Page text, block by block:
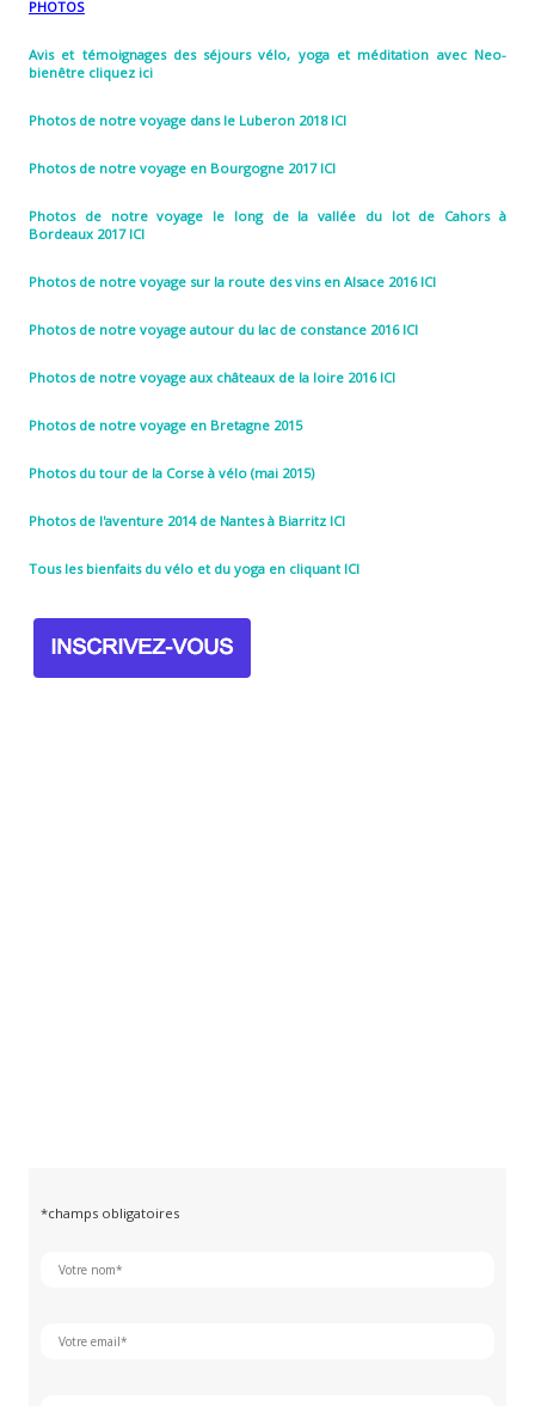
PHOTOS
Avis et témoignages des séjours vélo, yoga et méditation avec Neo-
bienêtre cliquez ici
Photos de notre voyage dans le Luberon 2018 ICI
Photos de notre voyage en Bourgogne 2017 ICI
Photos de notre voyage le long de la vallée du lot de Cahors à
Bordeaux 2017 ICI
Photos de notre voyage sur la route des vins en Alsace 2016 ICI
Photos de notre voyage autour du lac de constance 2016 ICI
Photos de notre voyage aux châteaux de la loire 2016 ICI
Photos de notre voyage en Bretagne 2015
Photos du tour de la Corse à vélo (mai 2015)
Photos de l'aventure 2014 de Nantes à Biarritz ICI
Tous les bienfaits du vélo et du yoga en cliquant ICI
*champs obligatoires